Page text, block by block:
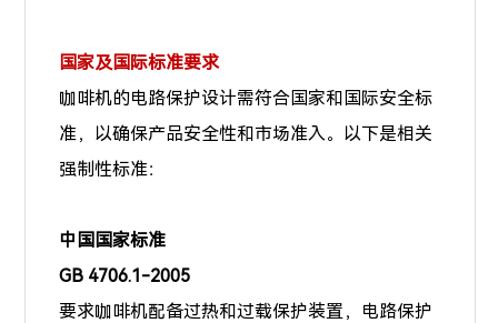
国家及国际标准要求
咖啡机的电路保护设计需符合国家和国际安全标
准，以确保产品安全性和市场准入。以下是相关
强制性标准：
中国国家标准
GB 4706.1-2005
要求咖啡机配备过热和过载保护装置，电路保护